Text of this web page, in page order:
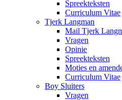
Spreekteksten
Curriculum Vitae
Tjerk Langman
Mail Tjerk
Vragen
Opinie
Spreekteksten
Moties en
Curriculum Vitae
Boy Sluiters
Vragen